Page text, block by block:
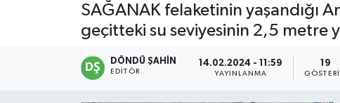
SAĞANAK felaketinin yaşandığı
geçitteki su seviyesinin 2,5 metre
DÖNDÜ ŞAHİN
EDITÖR
14.02.2024 - 11:59
YAYINLANMA
19